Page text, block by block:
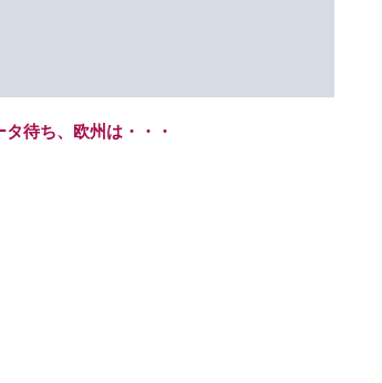
待ち、欧州は・・・